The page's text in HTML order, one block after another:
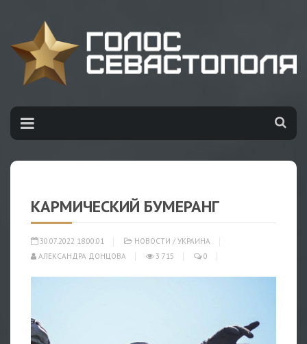
КАРМИЧЕСКИЙ БУМЕРАНГ
30.07.2022 18:00:01 НОВОСТИ / УКРАИНА
АЛЕКСАНДРА ДОНЦОВА
3 715 0